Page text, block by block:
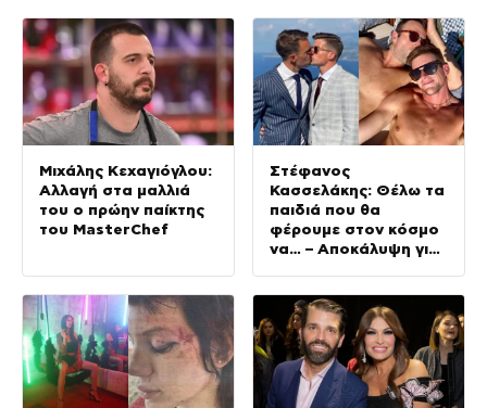
Μιχάλης Κεχαγιόγλου:
Αλλαγή στα μαλλιά
του ο πρώην παίκτης
του MasterChef
Στέφανος
Κασσελάκης: Θέλω τα
παιδιά που θα
φέρουμε στον κόσμο
να… – Αποκάλυψη για